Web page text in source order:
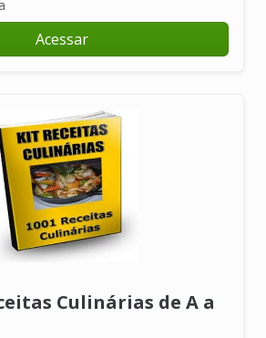
Acessar
Culinárias de A a